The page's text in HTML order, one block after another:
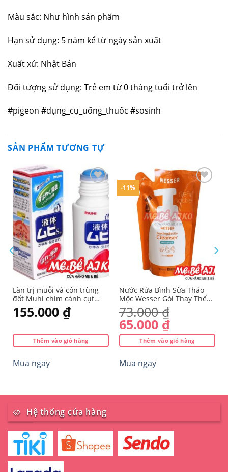
Màu sắc: Như hình sản phẩm
Hạn sử dụng: 5 năm kể từ ngày sản xuất
Xuất xứ: Nhật Bản
Đối tượng sử dụng: Trẻ em từ 0 tháng tuổi trở lên
#pigeon #dụng_cụ_uống_thuốc #sosinh
SẢN PHẨM TƯƠNG TỰ
thích
Lăn trị muỗi và côn trùng
đốt Muhi chim cánh cụt
50ml
155.000 ₫
Thêm vào giỏ hàng
Mua ngay
-11%
Yêu
thích
Nước Rửa Bình Sữa Thảo
Mộc Wesser Gói Thay Thế
500ml, An Toàn, Tiêt Kiệm
Từ Hàn Quốc
73.000₫
Giá
gốc
là:
73.000 ₫.
65.000 ₫Giá
hiện
tại
Thêm vào giỏ hàng
Mua ngay
Hệ thống cửa hàng